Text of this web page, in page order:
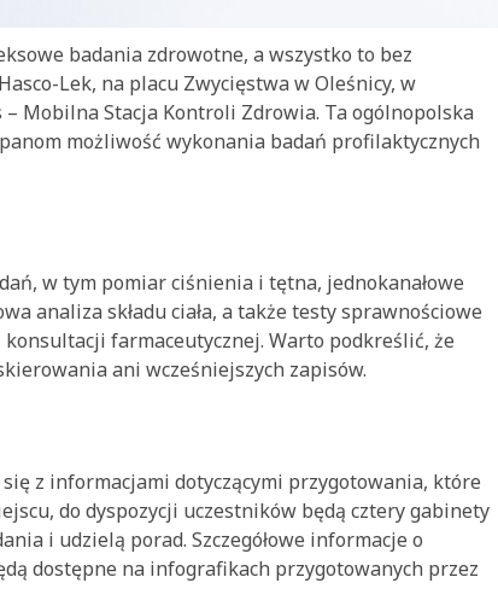
badania zdrowotne, a wszystko to bez
Lek, na placu Zwycięstwa w Oleśnicy, w
– Mobilna Stacja Kontroli Zdrowia. Ta ogólnopolska
możliwość wykonania badań profilaktycznych
w tym pomiar ciśnienia i tętna, jednokanałowe
analiza składu ciała, a także testy sprawnościowe
farmaceutycznej. Warto podkreślić, że
ani wcześniejszych zapisów.
z informacjami dotyczącymi przygotowania, które
do dyspozycji uczestników będą cztery gabinety
i udzielą porad. Szczegółowe informacje o
dostępne na infografikach przygotowanych przez